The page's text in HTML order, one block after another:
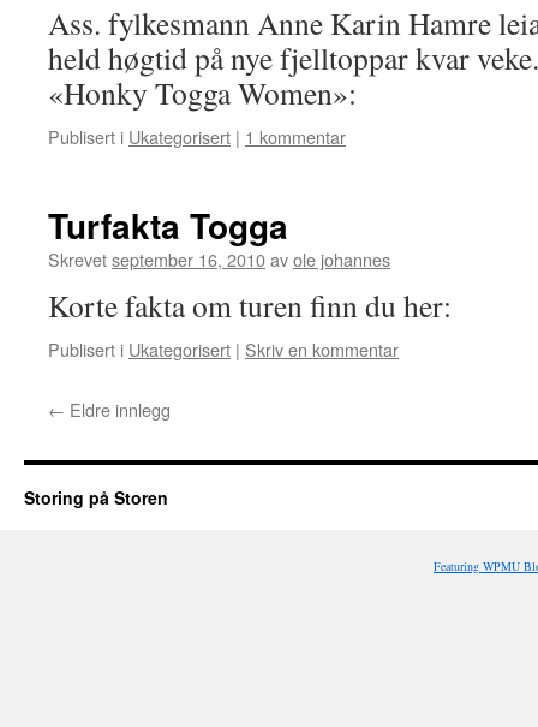
Ass. fylkesmann Anne Karin Hamre
held høgtid på nye fjelltoppar kvar
«Honky Togga Women»:
Publisert i Ukategorisert | 1 kommentar
Turfakta Togga
Skrevetseptember 16, 2010avole johannes
Korte fakta om turen finn du her:
Publisert i Ukategorisert | Skriv en kommentar
← Eldre innlegg
Storing på Storen
Featuring WPMU